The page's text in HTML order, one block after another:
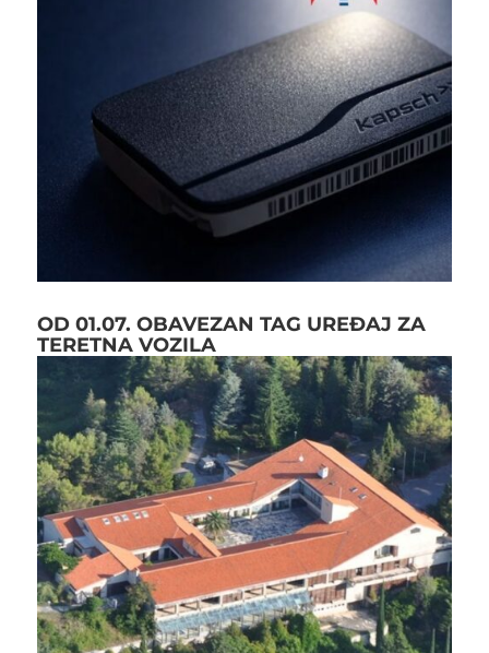
OD 01.07. OBAVEZAN TAG UREĐAJ ZA
TERETNA VOZILA